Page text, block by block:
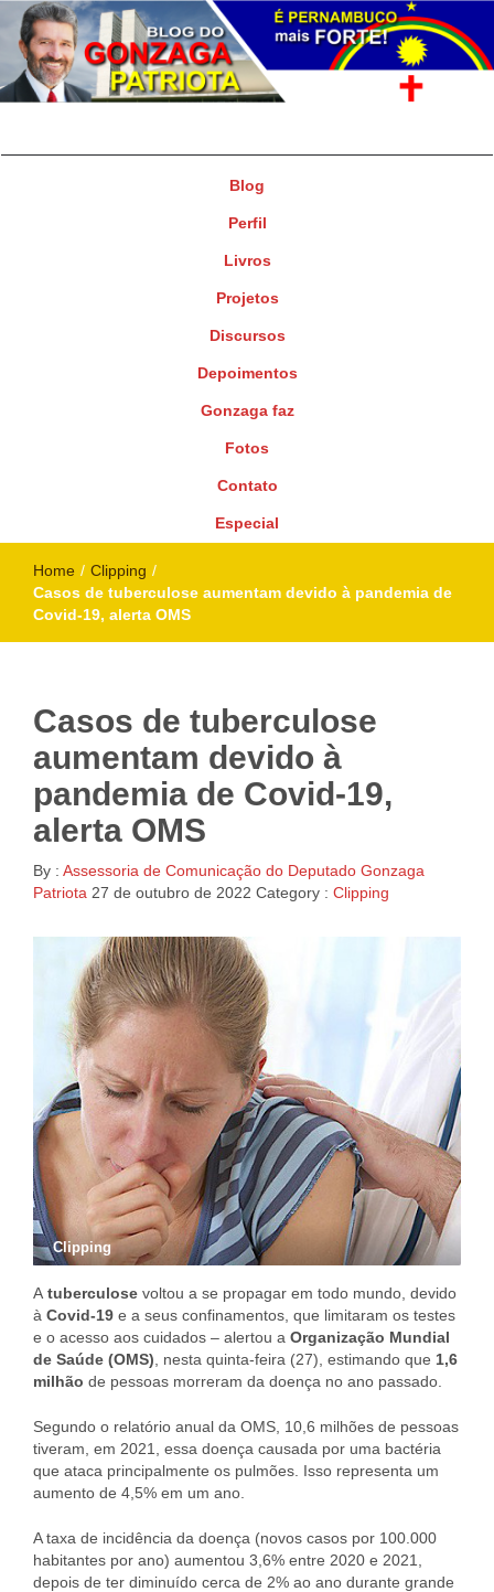
Blog
Perfil
Livros
Projetos
Discursos
Depoimentos
Gonzaga faz
Fotos
Contato
Especial
Home / Clipping /
Casos de tuberculose aumentam devido à pandemia de
Covid-19, alerta OMS
Casos de tuberculose
aumentam devido à
pandemia de Covid-19,
alerta OMS
By : Assessoria de Comunicação do Deputado Gonzaga
Patriota 27 de outubro de 2022 Category : Clipping
Clipping
A tuberculose voltou a se propagar em todo mundo, devido
à Covid-19 e a seus confinamentos, que limitaram os testes
e o acesso aos cuidados – alertou a Organização Mundial
de Saúde (OMS) , nesta quinta-feira (27), estimando que 1,6
milhão de pessoas morreram da doença no ano passado.
Segundo o relatório anual da OMS, 10,6 milhões de pessoas
tiveram, em 2021, essa doença causada por uma bactéria
que ataca principalmente os pulmões. Isso representa um
aumento de 4,5% em um ano.
A taxa de incidência da doença (novos casos por 100.000
habitantes por ano) aumentou 3,6% entre 2020 e 2021,
depois de ter diminuído cerca de 2% ao ano durante grande